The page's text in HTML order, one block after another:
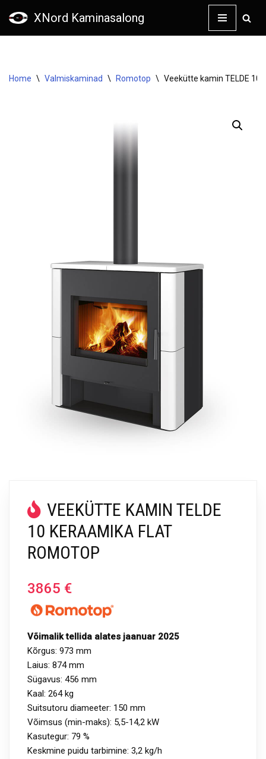
XNord Kaminasalong
Home \ Valmiskaminad \ Romotop \ Veekütte kamin TELDE
VEEKÜTTE KAMIN TELDE
10 KERAAMIKA FLAT
ROMOTOP
3865 €
Võimalik tellida alates jaanuar 2025
Kõrgus: 973 mm
Laius: 874 mm
Sügavus: 456 mm
Kaal: 264 kg
Suitsutoru diameeter: 150 mm
Võimsus (min-maks): 5,5-14,2 kW
Kasutegur: 79 %
Keskmine puidu tarbimine: 3,2 kg/h